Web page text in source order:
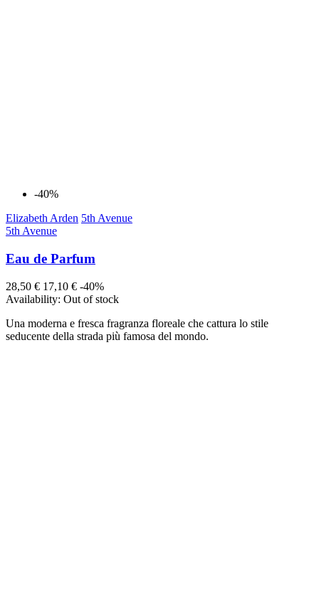
-40%
Elizabeth Arden 5th Avenue
5th Avenue
Eau de Parfum
28,50 € 17,10 € -40%
Availability: Out of stock
Una moderna e fresca fragranza floreale che cattura lo stile
seducente della strada più famosa del mondo.